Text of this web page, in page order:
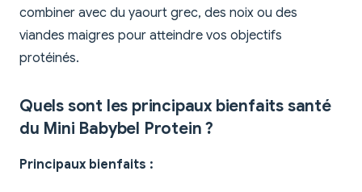
combiner avec du yaourt grec, des noix ou des
viandes maigres pour atteindre vos objectifs
protéinés.
Quels sont les principaux bienfaits santé
du Mini Babybel Protein ?
Principaux bienfaits :